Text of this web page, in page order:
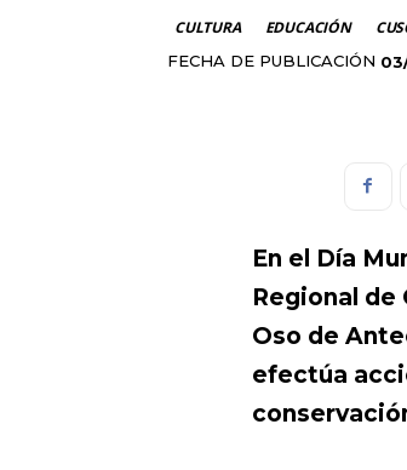
CULTURA EDUCACIÓN
FECHA DE PUBLICACIÓN
En el Día
Regional de
Oso de
efectúa